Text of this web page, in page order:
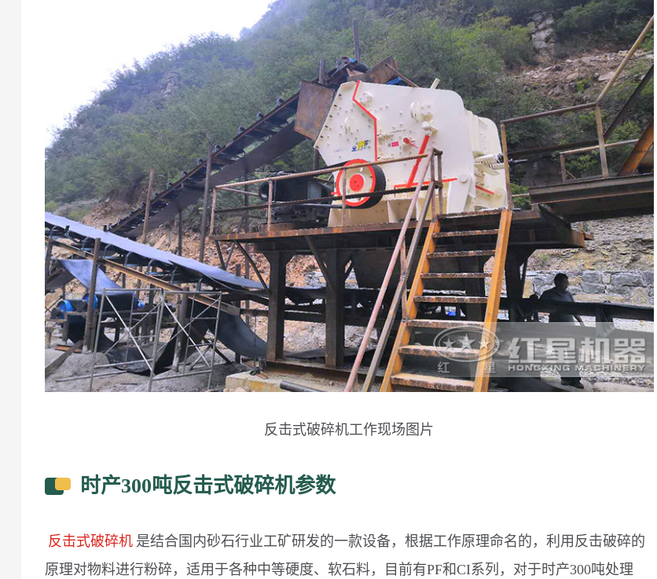
反击式破碎机工作现场图片
时产300吨反击式破碎机参数
反击式破碎机 是结合国内砂石行业工矿研发的一款设备，根据工作原理命名的，利用反击破碎的
原理对物料进行粉碎，适用于各种中等硬度、软石料，目前有PF和CI系列，对于时产300吨处理